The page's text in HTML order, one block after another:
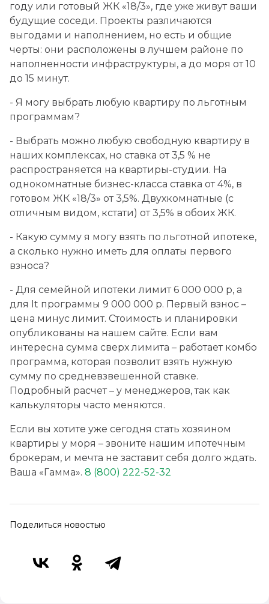
году или готовый ЖК «18/3», где уже живут ваши
будущие соседи. Проекты различаются
выгодами и наполнением, но есть и общие
черты: они расположены в лучшем районе по
наполненности инфраструктуры, а до моря от 10
до 15 минут.
- Я могу выбрать любую квартиру по льготным
программам?
- Выбрать можно любую свободную квартиру в
наших комплексах, но ставка от 3,5 % не
распространяется на квартиры-студии. На
однокомнатные бизнес-класса ставка от 4%, в
готовом ЖК «18/3» от 3,5%. Двухкомнатные (с
отличным видом, кстати) от 3,5% в обоих ЖК.
- Какую сумму я могу взять по льготной ипотеке,
а сколько нужно иметь для оплаты первого
взноса?
- Для семейной ипотеки лимит 6 000 000 р, а
для It программы 9 000 000 р. Первый взнос –
цена минус лимит. Стоимость и планировки
опубликованы на нашем сайте. Если вам
интересна сумма сверх лимита – работает комбо
программа, которая позволит взять нужную
сумму по средневзвешенной ставке.
Подробный расчет – у менеджеров, так как
калькуляторы часто меняются.
Если вы хотите уже сегодня стать хозяином
квартиры у моря – звоните нашим ипотечным
брокерам, и мечта не заставит себя долго ждать.
Ваша «Гамма». 8 (800) 222-52-32
Поделиться новостью
ЖК "Новые Огни"
г. Новороссийск
ЖК "Огни Анапы"
г. Анапа
ЖК "Раз Два Три"
г. Анапа
ЖК "Тургеневский квартал"
г. Анапа
ЖК "Некрасовский"
г. Анапа
г. Анапа, ул.Шевченко 288, корпус 1
8 (800) 222-52-32
Бесплатно по России
Заказать звонок